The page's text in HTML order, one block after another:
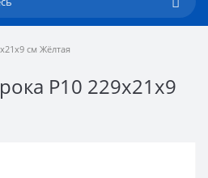
см Жёлтая
Р10 229x21x9